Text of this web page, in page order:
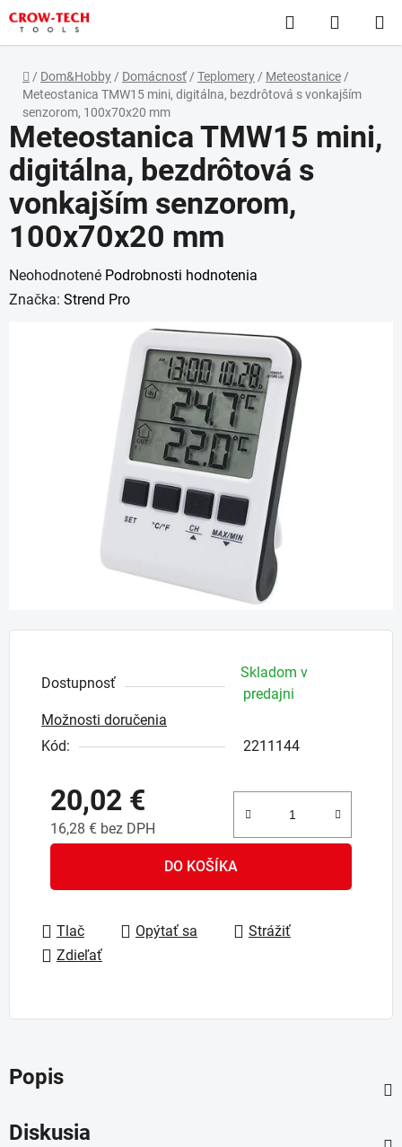
Prejsť
na
obsah
Hľadať
KOŠÍK
Domov
/ Dom&Hobby / Domácnosť / Teplomery / Meteostanice /
Meteostanica TMW15 mini, digitálna, bezdrôtová s vonkajším
senzorom, 100x70x20 mm
Dostupnosť
Skladom v
predajni
Možnosti doručenia
Kód:
2211144
20,02 €
16,28 € bez DPH
DO KOŠÍKA
Tlač Opýtať sa
Strážiť
Zdieľať
Meteostanica TMW15 mini,
digitálna, bezdrôtová s
vonkajším senzorom,
100x70x20 mm
Priemerné
hodnotenie
Neohodnotené Podrobnosti hodnotenia
Značka: Strend Pro
Popis
Diskusia